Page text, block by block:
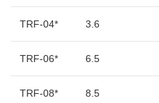
TRF-04* 3.6
TRF-06* 6.5
TRF-08* 8.5